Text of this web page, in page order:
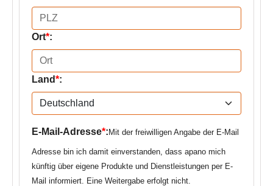
Ort*:
Land*:
E-Mail-Adresse*: Mit der freiwilligen Angabe der E-Mail
Adresse bin ich damit einverstanden, dass apano mich
künftig über eigene Produkte und Dienstleistungen per E-
Mail informiert. Eine Weitergabe erfolgt nicht.